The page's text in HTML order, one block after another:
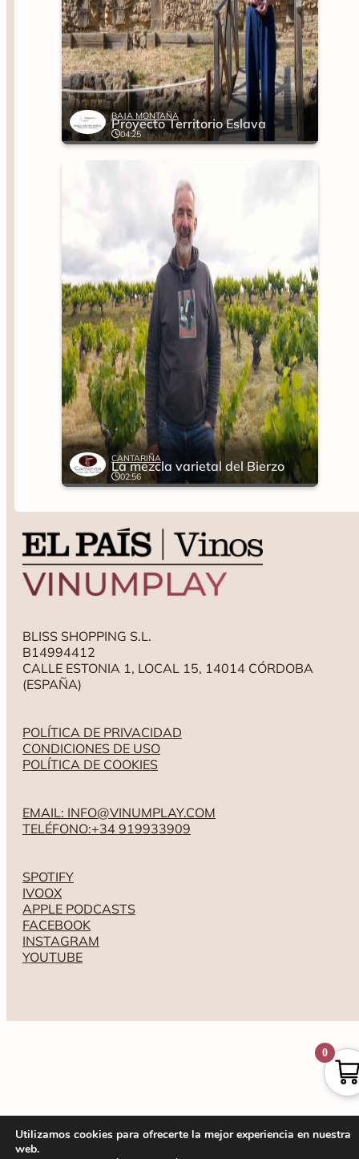
BAJA MONTAÑA
Proyecto Territorio Eslava
04:25
CANTARIÑA
La mezcla varietal del Bierzo
02:56
BLISS SHOPPING S.L.
B14994412
CALLE ESTONIA 1, LOCAL 15, 14014 CÓRDOBA
(ESPAÑA)
POLÍTICA DE PRIVACIDAD
CONDICIONES DE USO
POLÍTICA DE COOKIES
EMAIL: INFO@VINUMPLAY.COM
TELÉFONO:+34 919933909
SPOTIFY
IVOOX
APPLE PODCASTS
FACEBOOK
INSTAGRAM
YOUTUBE
Utilizamos cookies para ofrecerte la mejor experiencia en nuestra
web.
0